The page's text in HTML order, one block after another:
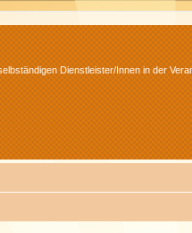
Dienstleister/Innen in der